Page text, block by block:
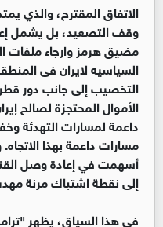
الاتفاق المقترح، والذي
وقف التصعيد، بل يشمل
مضيق هرمز وارجاء ملفات
السياسيه لايران فى
التخصيب إلى جانب دور
الأموال المحتجزة لصالح
داعمة لمسارات التهدئة
مسارات داعمة بهذا
أسهمت في إعادة وصل
إلى نقطة اشتباك مرنة